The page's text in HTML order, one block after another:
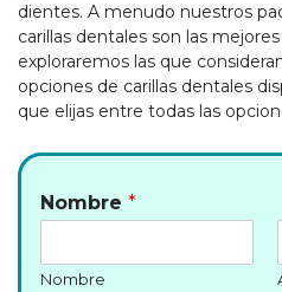
dientes. A menudo nuestros
carillas dentales son las
exploraremos las que
opciones de carillas dentales
que elijas entre todas las
Nombre *
Nombre